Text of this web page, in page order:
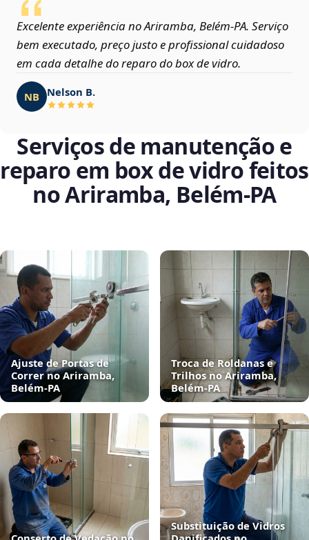
Excelente experiência no Ariramba, Belém‑PA. Serviço
bem executado, preço justo e profissional cuidadoso
em cada detalhe do reparo do box de vidro.
NB Nelson B.
Serviços de manutenção e
reparo em box de vidro feitos
no Ariramba, Belém‑PA
Ajuste de Portas de
Correr no Ariramba,
Belém‑PA
Troca de Roldanas e
Trilhos no Ariramba,
Belém‑PA
Substituição de Vidros